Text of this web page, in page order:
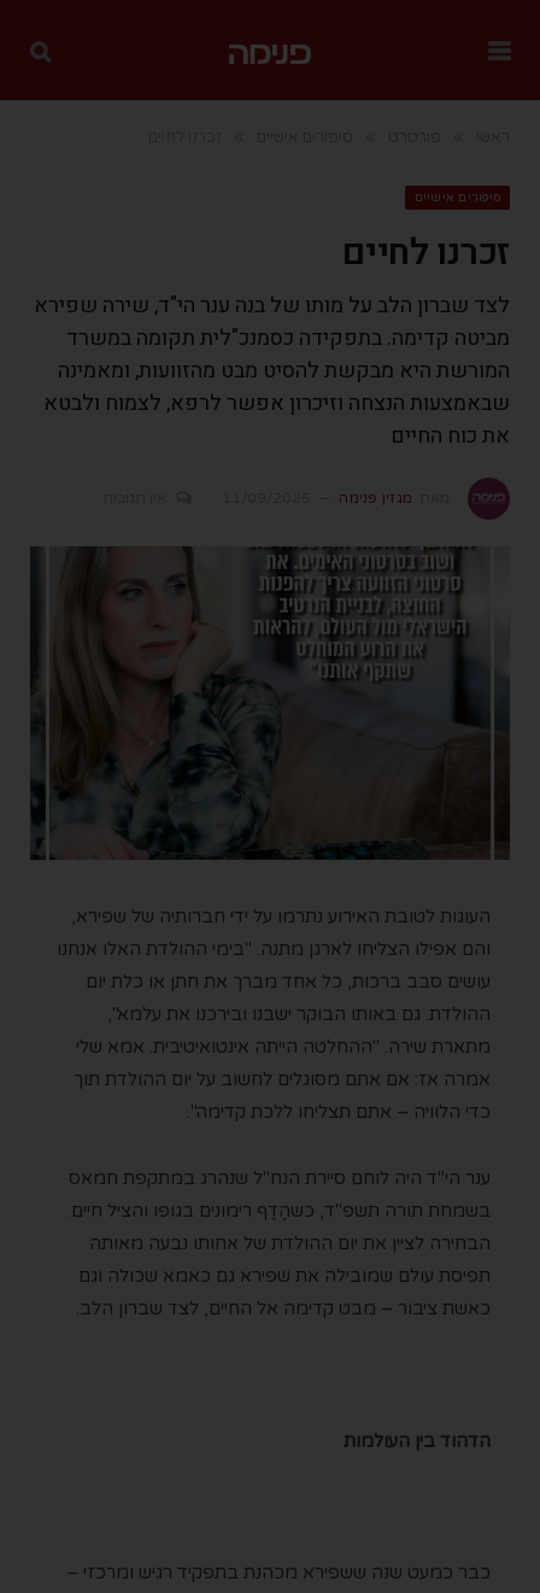
סיפורים אישיים
זכרנו לחיים
לצד שברון הלב על מותו של בנה ענר הי"ד, שירה שפירא
מביטה קדימה. בתפקידה כסמנכ"לית תקומה במשרד
המורשת היא מבקשת להסיט מבט מהזוועות, ומאמינה
שבאמצעות הנצחה וזיכרון אפשר לרפא, לצמוח ולבטא
את כוח החיים
מגזין פנימה
העוגות לטובת האירוע נתרמו על ידי חברותיה של שפירא,
והם אפילו הצליחו לארגן מתנה. "בימי ההולדת האלו אנחנו
עושים סבב ברכות, כל אחד מברך את חתן או כלת יום
ההולדת. גם באותו הבוקר ישבנו ובירכנו את עלמא",
מתארת שירה. "ההחלטה הייתה אינטואיטיבית. אמא שלי
אמרה אז: אם אתם מסוגלים לחשוב על יום ההולדת תוך
כדי הלוויה – אתם תצליחו ללכת קדימה".
ענר הי"ד היה לוחם סיירת הנח"ל שנהרג במתקפת חמאס
בשמחת תורה תשפ"ד, כשהָדַף רימונים בגופו והציל חיים.
הבחירה לציין את יום ההולדת של אחותו נבעה מאותה
תפיסת עולם שמובילה את שפירא גם כאמא שכולה וגם
כאשת ציבור – מבט קדימה אל החיים, לצד שברון הלב.
הדהוד בין העולמות
כבר כמעט שנה ששפירא מכהנת בתפקיד רגיש ומרכזי –